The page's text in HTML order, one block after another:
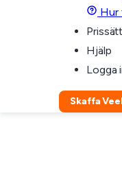
Hur
Hjälp
Logga
Skaffa